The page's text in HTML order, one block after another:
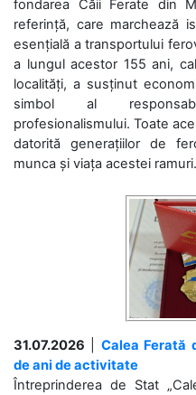
fondarea Căii Ferate din
referință, care marchează
esențială a transportului
a lungul acestor 155 ani,
localități, a susținut
simbol al
profesionalismului. Toate
datorită generațiilor de
munca și viața acestei
31.07.2026
Calea Ferată
de ani de activitate
Întreprinderea de Stat